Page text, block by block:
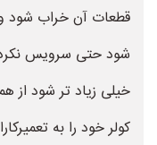
قطعات آن خراب شود
شود حتی سرویس
خیلی زیاد تر شود
کولر خود را به